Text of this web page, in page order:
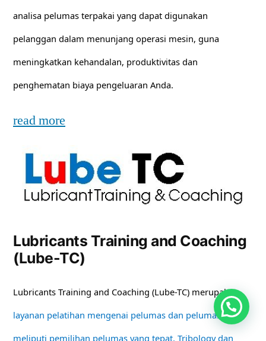
analisa pelumas terpakai yang dapat digunakan
pelanggan dalam menunjang operasi mesin, guna
meningkatkan kehandalan, produktivitas dan
penghematan biaya pengeluaran Anda.
read more
Lubricants Training and Coaching
(Lube-TC)
Lubricants Training and Coaching (Lube-TC) merupakan
layanan pelatihan mengenai pelumas dan pelumasan
meliputi pemilihan pelumas yang tepat, Tribology dan